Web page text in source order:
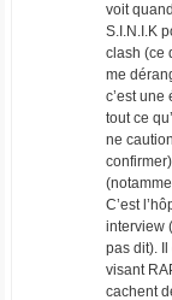
voit
S.I.N.I.K
clash (ce
me
c’est
tout ce
ne
C’est
interview
pas dit). Il
visant
cachent